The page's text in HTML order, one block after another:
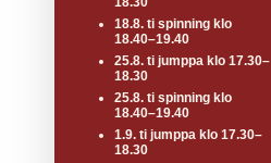
18.8. ti spinning klo
18.40–19.40
25.8. ti jumppa klo 17.30–
18.30
25.8. ti spinning klo
18.40–19.40
1.9. ti jumppa klo 17.30–
18.30